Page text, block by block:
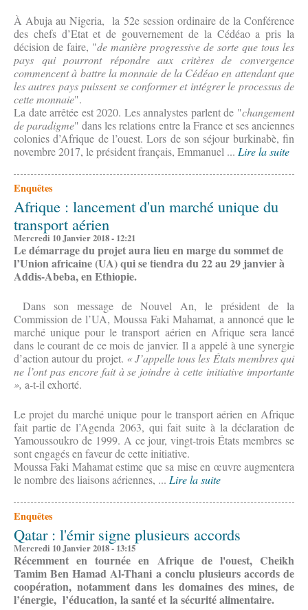
À Abuja au Nigeria, la 52e session ordinaire de la Conférence
des chefs d’Etat et de gouvernement de la Cédéao a pris la
décision de faire, "de manière progressive de sorte que tous les
pays qui pourront répondre aux critères de convergence
commencent à battre la monnaie de la Cédéao en attendant que
les autres pays puissent se conformer et intégrer le processus de
cette monnaie".
La date arrêtée est 2020. Les annalystes parlent de "changement
de paradigme" dans les relations entre la France et ses anciennes
colonies d’Afrique de l’ouest. Lors de son séjour burkinabè, fin
novembre 2017, le président français, Emmanuel ... Lire la suite
Enquêtes
Afrique : lancement d'un marché unique du
transport aérien
Mercredi 10 Janvier 2018 - 12:21
Le démarrage du projet aura lieu en marge du sommet de
l’Union africaine (UA) qui se tiendra du 22 au 29 janvier à
Addis-Abeba, en Ethiopie.
Dans son message de Nouvel An, le président de la
Commission de l’UA, Moussa Faki Mahamat, a annoncé que le
marché unique pour le transport aérien en Afrique sera lancé
dans le courant de ce mois de janvier. Il a appelé à une synergie
d’action autour du projet. « J’appelle tous les États membres qui
ne l’ont pas encore fait à se joindre à cette initiative importante
», a-t-il exhorté.
Le projet du marché unique pour le transport aérien en Afrique
fait partie de l’Agenda 2063, qui fait suite à la déclaration de
Yamoussoukro de 1999. A ce jour, vingt-trois États membres se
sont engagés en faveur de cette initiative.
Moussa Faki Mahamat estime que sa mise en œuvre augmentera
le nombre des liaisons aériennes, ... Lire la suite
Enquêtes
Qatar : l'émir signe plusieurs accords
Mercredi 10 Janvier 2018 - 13:15
Récemment en tournée en Afrique de l'ouest, Cheikh
Tamim Ben Hamad Al-Thani a conclu plusieurs accords de
coopération, notamment dans les domaines des mines, de
l’énergie, l’éducation, la santé et la sécurité alimentaire.